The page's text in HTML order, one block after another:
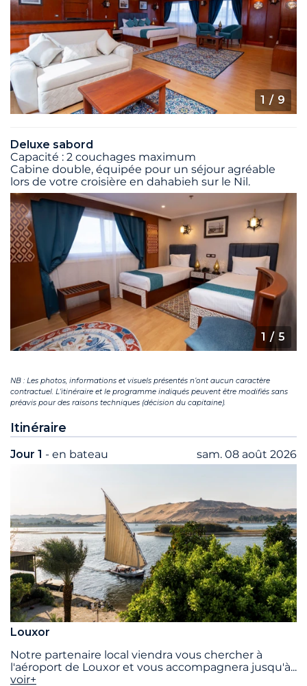
1 / 9
Deluxe sabord
Capacité : 2 couchages maximum
Cabine double, équipée pour un séjour agréable
lors de votre croisière en dahabieh sur le Nil.
1 / 5
NB : Les photos, informations et visuels présentés n’ont aucun caractère
contractuel. L’itinéraire et le programme indiqués peuvent être modifiés sans
préavis pour des raisons techniques (décision du capitaine).
Itinéraire
Jour 1 - en bateau sam. 08 août 2026
Louxor
Notre partenaire local viendra vous chercher à
l'aéroport de Louxor et vous accompagnera jusqu'à...
voir+